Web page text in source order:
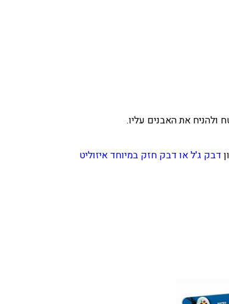
ולהניח את האבנים עליו.
דבק ג'לאו דבק חזק במיוחד איזוליט